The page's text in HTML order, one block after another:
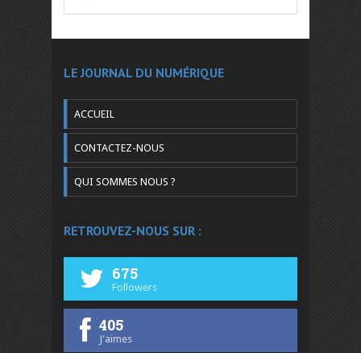
LE JOURNAL DU NUMÉRIQUE
ACCUEIL
CONTACTEZ-NOUS
QUI SOMMES NOUS ?
RETROUVEZ-NOUS SUR :
675
Followers
405
J'aimes